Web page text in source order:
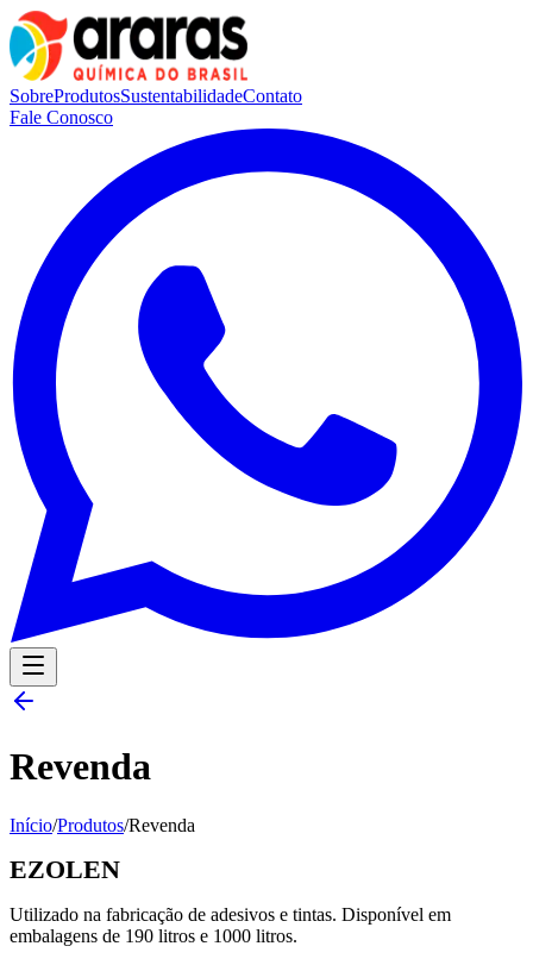
SobreProdutosSustentabilidadeContato
Fale Conosco
Revenda
Início/Produtos/Revenda
EZOLEN
Utilizado na fabricação de adesivos e tintas. Disponível em
embalagens de 190 litros e 1000 litros.